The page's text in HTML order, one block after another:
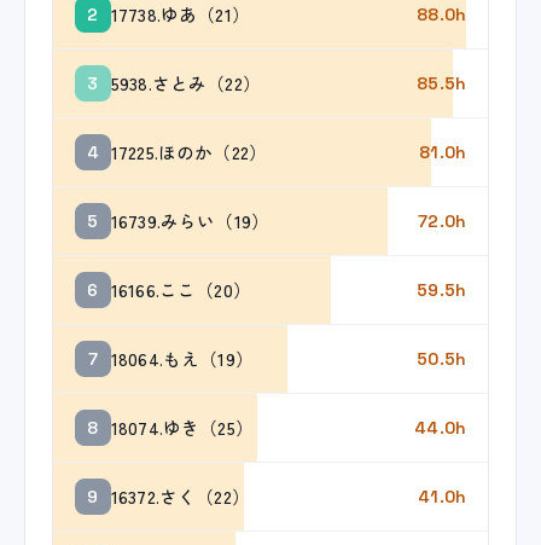
2 17738.ゆあ（21） 88.0h
3 5938.さとみ（22） 85.5h
4 17225.ほのか（22） 81.0h
5 16739.みらい（19） 72.0h
6 16166.ここ（20） 59.5h
7 18064.もえ（19） 50.5h
8 18074.ゆき（25） 44.0h
9 16372.さく（22） 41.0h